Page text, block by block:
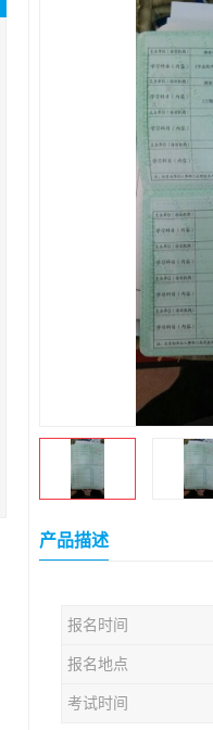
产品描述
报名时间
报名地点
考试时间